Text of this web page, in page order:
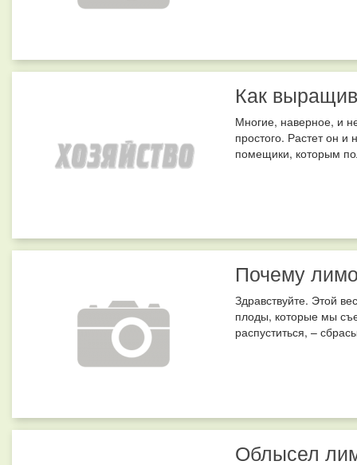
Как
Многие, наверное, и
простого. Растет он
помещики, которым
Почему
Здравствуйте. Этой
плоды, которые мы
распуститься, –
Облысел